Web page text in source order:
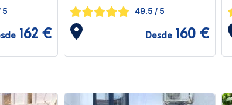
5
162 €
49.5 / 5
Desde 160 €